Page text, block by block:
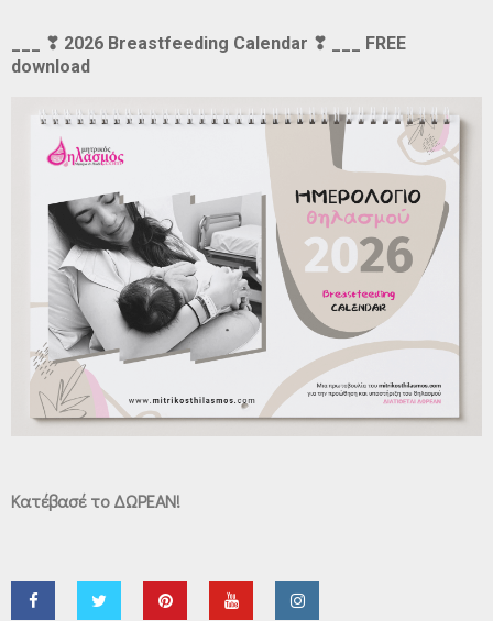
___ ❣ 2026 Breastfeeding Calendar ❣ ___ FREE
download
Κατέβασέ το ΔΩΡΕΑΝ!